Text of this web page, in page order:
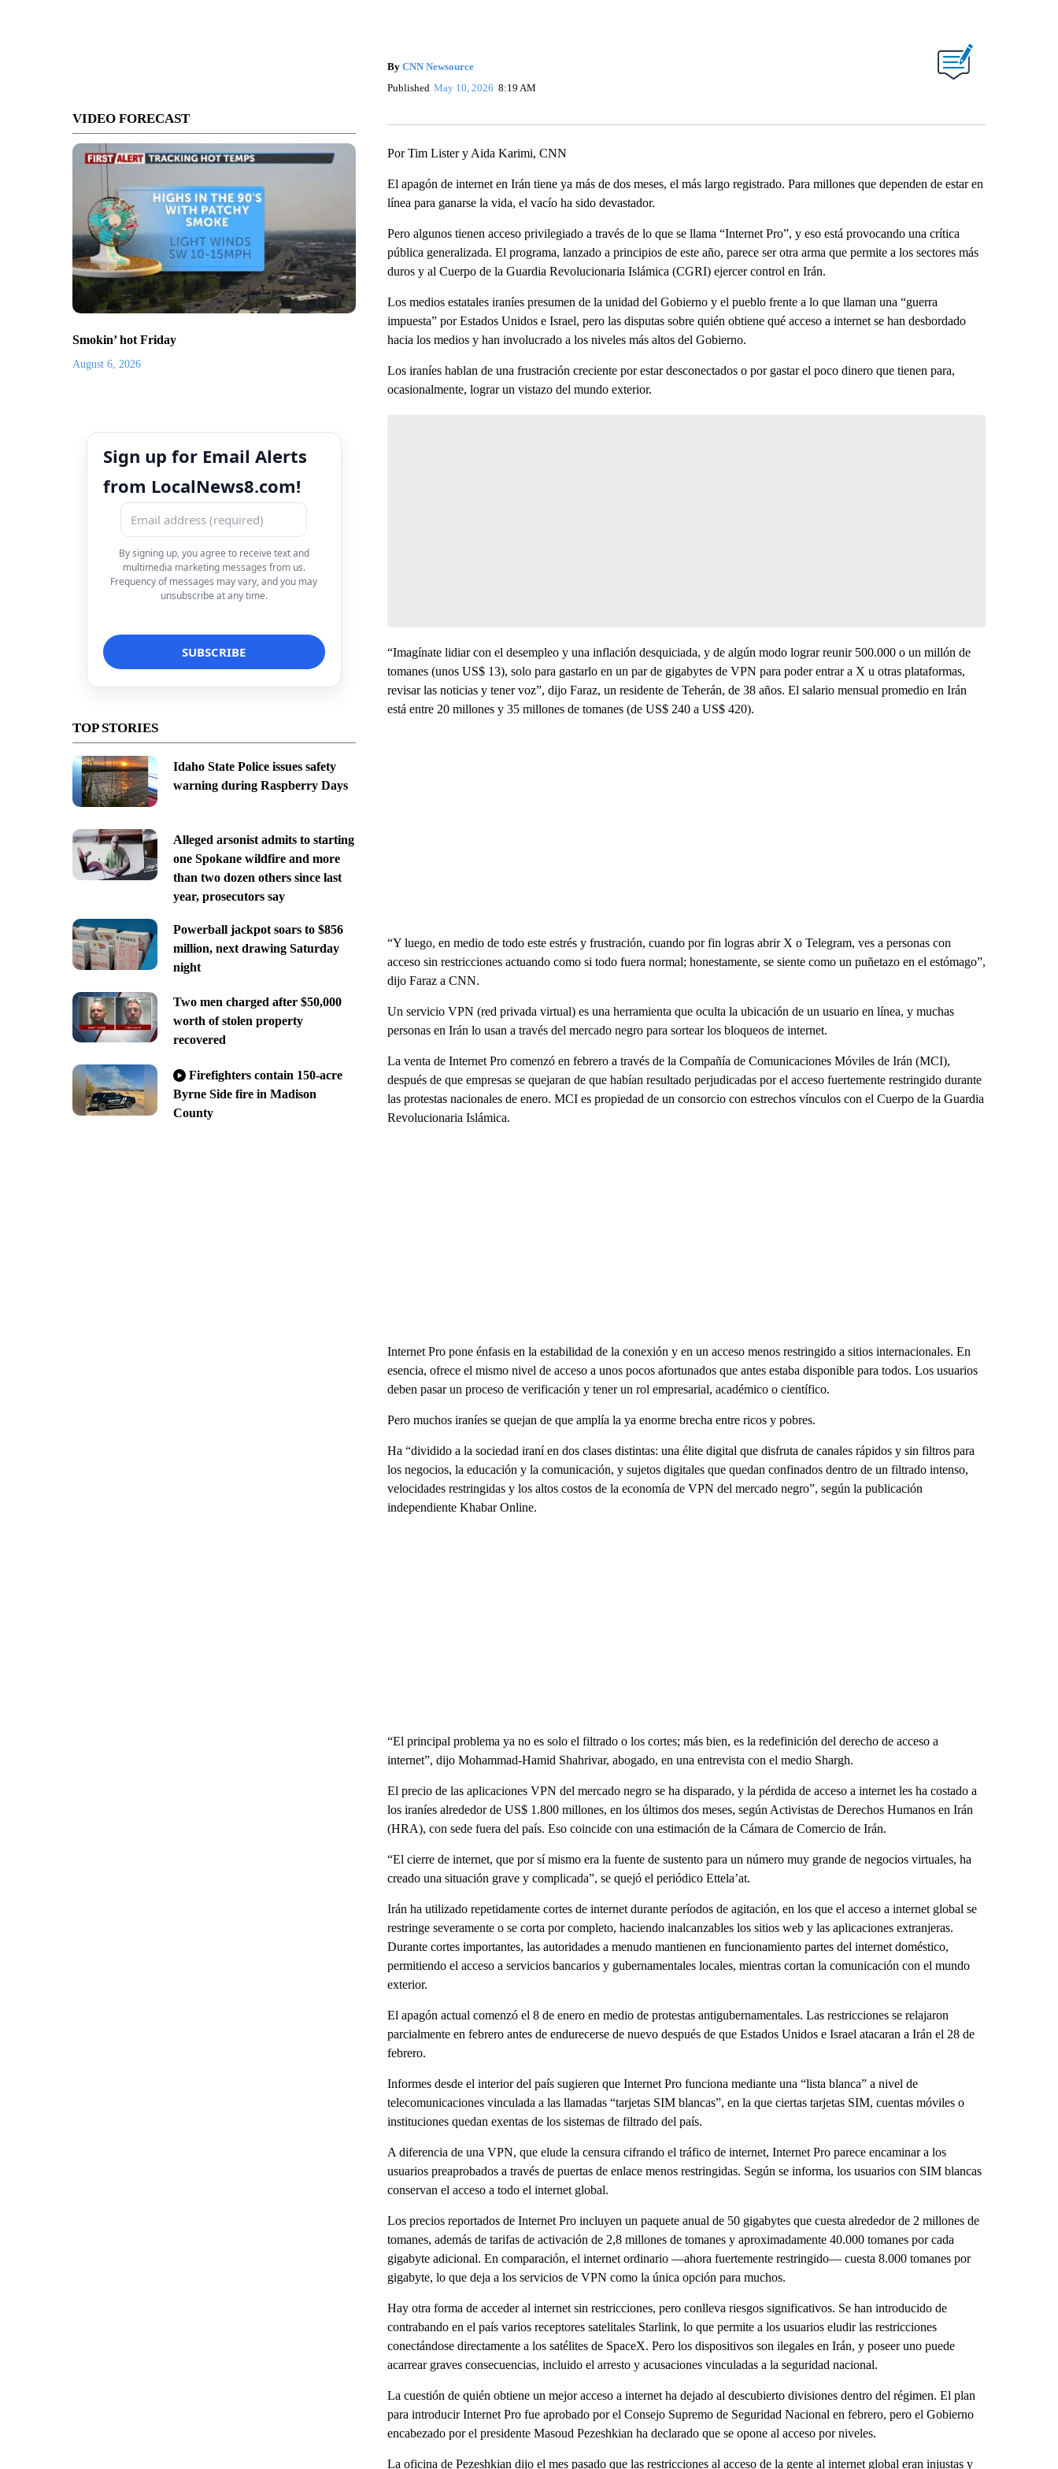
VIDEO FORECAST
Smokin’ hot Friday
August 6, 2026
Sign up for Email Alerts
from LocalNews8.com!
By signing up, you agree to receive text and
multimedia marketing messages from us.
Frequency of messages may vary, and you may
unsubscribe at any time.
TOP STORIES
Idaho State Police issues safety
warning during Raspberry Days
Alleged arsonist admits to starting
one Spokane wildfire and more
than two dozen others since last
year, prosecutors say
Powerball jackpot soars to $856
million, next drawing Saturday
night
Two men charged after $50,000
worth of stolen property
recovered
Firefighters contain 150-acre
Byrne Side fire in Madison
County
By CNN Newsource
Published May 10, 2026 8:19 AM
Por Tim Lister y Aida Karimi, CNN
El apagón de internet en Irán tiene ya más de dos meses, el más largo registrado. Para millones que dependen de estar en
línea para ganarse la vida, el vacío ha sido devastador.
Pero algunos tienen acceso privilegiado a través de lo que se llama “Internet Pro”, y eso está provocando una crítica
pública generalizada. El programa, lanzado a principios de este año, parece ser otra arma que permite a los sectores más
duros y al Cuerpo de la Guardia Revolucionaria Islámica (CGRI) ejercer control en Irán.
Los medios estatales iraníes presumen de la unidad del Gobierno y el pueblo frente a lo que llaman una “guerra
impuesta” por Estados Unidos e Israel, pero las disputas sobre quién obtiene qué acceso a internet se han desbordado
hacia los medios y han involucrado a los niveles más altos del Gobierno.
Los iraníes hablan de una frustración creciente por estar desconectados o por gastar el poco dinero que tienen para,
ocasionalmente, lograr un vistazo del mundo exterior.
“Imagínate lidiar con el desempleo y una inflación desquiciada, y de algún modo lograr reunir 500.000 o un millón de
tomanes (unos US$ 13), solo para gastarlo en un par de gigabytes de VPN para poder entrar a X u otras plataformas,
revisar las noticias y tener voz”, dijo Faraz, un residente de Teherán, de 38 años. El salario mensual promedio en Irán
está entre 20 millones y 35 millones de tomanes (de US$ 240 a US$ 420).
“Y luego, en medio de todo este estrés y frustración, cuando por fin logras abrir X o Telegram, ves a personas con
acceso sin restricciones actuando como si todo fuera normal; honestamente, se siente como un puñetazo en el estómago”,
dijo Faraz a CNN.
Un servicio VPN (red privada virtual) es una herramienta que oculta la ubicación de un usuario en línea, y muchas
personas en Irán lo usan a través del mercado negro para sortear los bloqueos de internet.
La venta de Internet Pro comenzó en febrero a través de la Compañía de Comunicaciones Móviles de Irán (MCI),
después de que empresas se quejaran de que habían resultado perjudicadas por el acceso fuertemente restringido durante
las protestas nacionales de enero. MCI es propiedad de un consorcio con estrechos vínculos con el Cuerpo de la Guardia
Revolucionaria Islámica.
Internet Pro pone énfasis en la estabilidad de la conexión y en un acceso menos restringido a sitios internacionales. En
esencia, ofrece el mismo nivel de acceso a unos pocos afortunados que antes estaba disponible para todos. Los usuarios
deben pasar un proceso de verificación y tener un rol empresarial, académico o científico.
Pero muchos iraníes se quejan de que amplía la ya enorme brecha entre ricos y pobres.
Ha “dividido a la sociedad iraní en dos clases distintas: una élite digital que disfruta de canales rápidos y sin filtros para
los negocios, la educación y la comunicación, y sujetos digitales que quedan confinados dentro de un filtrado intenso,
velocidades restringidas y los altos costos de la economía de VPN del mercado negro”, según la publicación
independiente Khabar Online.
“El principal problema ya no es solo el filtrado o los cortes; más bien, es la redefinición del derecho de acceso a
internet”, dijo Mohammad-Hamid Shahrivar, abogado, en una entrevista con el medio Shargh.
El precio de las aplicaciones VPN del mercado negro se ha disparado, y la pérdida de acceso a internet les ha costado a
los iraníes alrededor de US$ 1.800 millones, en los últimos dos meses, según Activistas de Derechos Humanos en Irán
(HRA), con sede fuera del país. Eso coincide con una estimación de la Cámara de Comercio de Irán.
“El cierre de internet, que por sí mismo era la fuente de sustento para un número muy grande de negocios virtuales, ha
creado una situación grave y complicada”, se quejó el periódico Ettela’at.
Irán ha utilizado repetidamente cortes de internet durante períodos de agitación, en los que el acceso a internet global se
restringe severamente o se corta por completo, haciendo inalcanzables los sitios web y las aplicaciones extranjeras.
Durante cortes importantes, las autoridades a menudo mantienen en funcionamiento partes del internet doméstico,
permitiendo el acceso a servicios bancarios y gubernamentales locales, mientras cortan la comunicación con el mundo
exterior.
El apagón actual comenzó el 8 de enero en medio de protestas antigubernamentales. Las restricciones se relajaron
parcialmente en febrero antes de endurecerse de nuevo después de que Estados Unidos e Israel atacaran a Irán el 28 de
febrero.
Informes desde el interior del país sugieren que Internet Pro funciona mediante una “lista blanca” a nivel de
telecomunicaciones vinculada a las llamadas “tarjetas SIM blancas”, en la que ciertas tarjetas SIM, cuentas móviles o
instituciones quedan exentas de los sistemas de filtrado del país.
A diferencia de una VPN, que elude la censura cifrando el tráfico de internet, Internet Pro parece encaminar a los
usuarios preaprobados a través de puertas de enlace menos restringidas. Según se informa, los usuarios con SIM blancas
conservan el acceso a todo el internet global.
Los precios reportados de Internet Pro incluyen un paquete anual de 50 gigabytes que cuesta alrededor de 2 millones de
tomanes, además de tarifas de activación de 2,8 millones de tomanes y aproximadamente 40.000 tomanes por cada
gigabyte adicional. En comparación, el internet ordinario —ahora fuertemente restringido— cuesta 8.000 tomanes por
gigabyte, lo que deja a los servicios de VPN como la única opción para muchos.
Hay otra forma de acceder al internet sin restricciones, pero conlleva riesgos significativos. Se han introducido de
contrabando en el país varios receptores satelitales Starlink, lo que permite a los usuarios eludir las restricciones
conectándose directamente a los satélites de SpaceX. Pero los dispositivos son ilegales en Irán, y poseer uno puede
acarrear graves consecuencias, incluido el arresto y acusaciones vinculadas a la seguridad nacional.
La cuestión de quién obtiene un mejor acceso a internet ha dejado al descubierto divisiones dentro del régimen. El plan
para introducir Internet Pro fue aprobado por el Consejo Supremo de Seguridad Nacional en febrero, pero el Gobierno
encabezado por el presidente Masoud Pezeshkian ha declarado que se opone al acceso por niveles.
La oficina de Pezeshkian dijo el mes pasado que las restricciones al acceso de la gente al internet global eran injustas y